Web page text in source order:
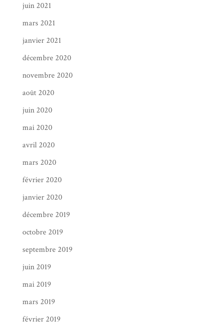
juin 2021
mars 2021
janvier 2021
décembre 2020
novembre 2020
août 2020
juin 2020
mai 2020
avril 2020
mars 2020
février 2020
janvier 2020
décembre 2019
octobre 2019
septembre 2019
juin 2019
mai 2019
mars 2019
février 2019